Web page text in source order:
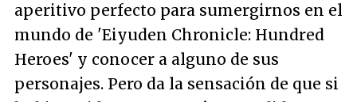
aperitivo perfecto para sumergirnos en el
mundo de 'Eiyuden Chronicle: Hundred
Heroes' y conocer a alguno de sus
personajes. Pero da la sensación de que si